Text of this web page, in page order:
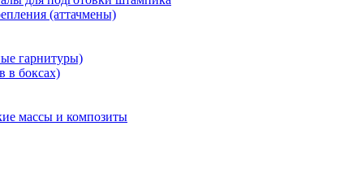
(аттачмены)
гарнитуры)
в боксах)
массы и композиты